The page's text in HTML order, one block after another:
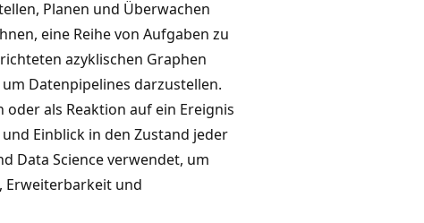
Planen und Überwachen
eine Reihe von Aufgaben zu
azyklischen Graphen
Datenpipelines darzustellen.
als Reaktion auf ein Ereignis
Einblick in den Zustand jeder
Data Science verwendet, um
Erweiterbarkeit und